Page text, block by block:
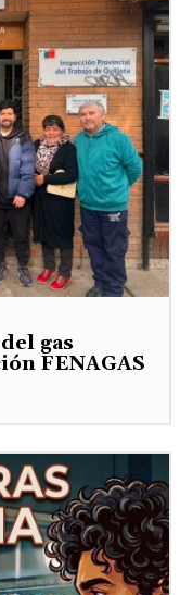
gas
FENAGAS